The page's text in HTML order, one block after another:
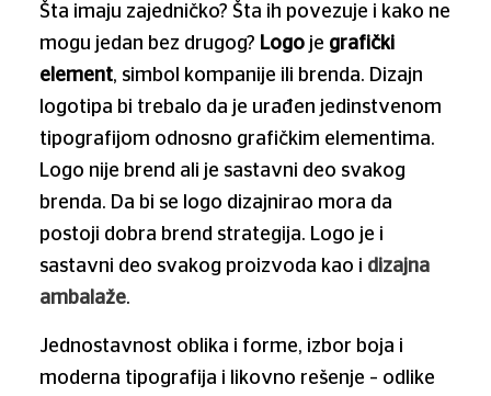
Šta imaju zajedničko? Šta ih povezuje i kako ne
mogu jedan bez drugog? Logoje grafički
element, simbol kompanije ili brenda. Dizajn
logotipa bi trebalo da je urađen jedinstvenom
tipografijom odnosno grafičkim elementima.
Logo nije brend ali je sastavni deo svakog
brenda. Da bi se logo dizajnirao mora da
postoji dobra brend strategija. Logo je i
sastavni deo svakog proizvoda kao i dizajna
ambalaže.
Jednostavnost oblika i forme, izbor boja i
moderna tipografija i likovno rešenje – odlike